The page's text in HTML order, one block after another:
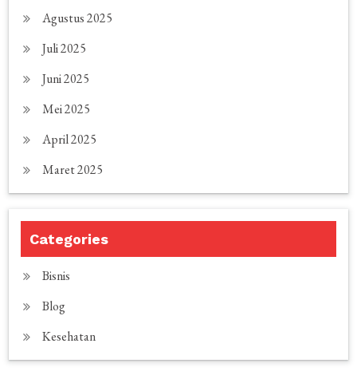
Agustus 2025
Juli 2025
Juni 2025
Mei 2025
April 2025
Maret 2025
Categories
Bisnis
Blog
Kesehatan